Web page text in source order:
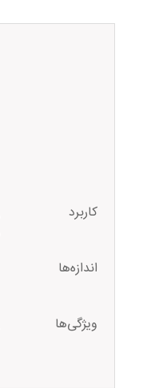
کاربرد
اندازه‌ها
ویژگی‌ها